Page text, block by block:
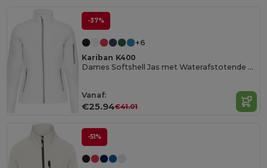
-37%
+6
Kariban K400
Dames Softshell Jas met Waterafstotende Eigenschappen
Vanaf:
€25.94€41.01
-51%